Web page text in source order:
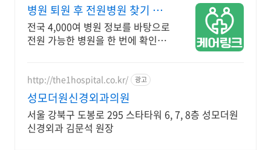
병원 퇴원 후 전원병원 찾기 케
어링크
전국 4,000여 병원 정보를 바탕으로
전원 가능한 병원을 한 번에 확인하
http://the1hospital.co.kr/ 광고
성모더원신경외과의원
서울 강북구 도봉로 295 스타타워 6, 7, 8층 성모더원
신경외과 김문석 원장